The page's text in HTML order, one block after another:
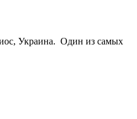
Украина. Один из самых